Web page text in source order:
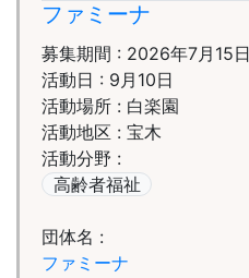
ファミーナ
募集期間 : 2026年7月15
活動日 : 9月10日
活動場所 : 白楽園
活動地区 : 宝木
活動分野 :
高齢者福祉
団体名 :
ファミーナ